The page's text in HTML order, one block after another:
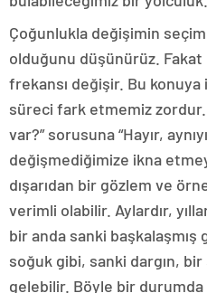
Çoğunlukla değişimin
olduğunu düşünürüz.
frekansı değişir. Bu konuya
süreci fark etmemiz
var?” sorusuna “Hayır,
değişmediğimize ikna
dışarıdan bir gözlem ve
verimli olabilir. Aylardır,
bir anda sanki
soğuk gibi, sanki dargın, bir
gelebilir. Böyle bir